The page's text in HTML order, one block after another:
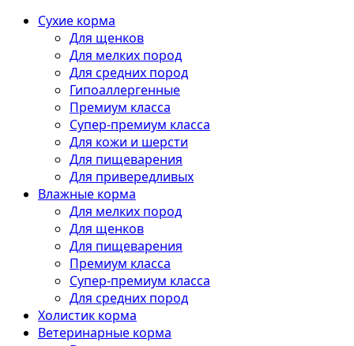
Сухие корма
Для щенков
Для мелких пород
Для средних пород
Гипоаллергенные
Премиум класса
Супер-премиум класса
Для кожи и шерсти
Для пищеварения
Для привередливых
Влажные корма
Для мелких пород
Для щенков
Для пищеварения
Премиум класса
Супер-премиум класса
Для средних пород
Холистик корма
Ветеринарные корма